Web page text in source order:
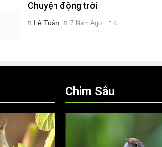
Chuyện động trời
Lê Tuân 7 Năm Ago 0
Chim Sâu